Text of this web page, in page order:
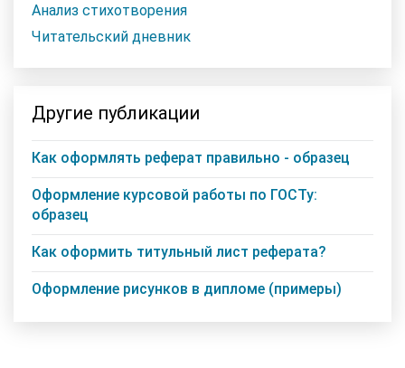
Анализ стихотворения
Читательский дневник
Другие публикации
Как оформлять реферат правильно - образец
Оформление курсовой работы по ГОСТу:
образец
Как оформить титульный лист реферата?
Оформление рисунков в дипломе (примеры)